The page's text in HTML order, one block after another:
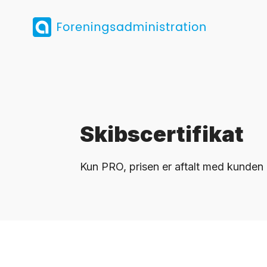
Skibscertifikat
Kun PRO, prisen er aftalt med kunden